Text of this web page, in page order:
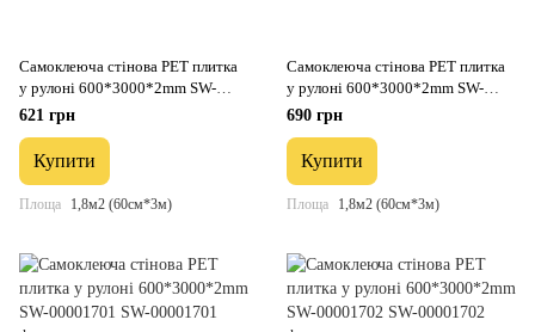
Самоклеюча стінова PET плитка
у рулоні 600*3000*2mm SW-
00001699
621 грн
Купити
Площа 1,8м2 (60см*3м)
Самоклеюча стінова PET плитка
у рулоні 600*3000*2mm SW-
00001700
690 грн
Купити
Площа 1,8м2 (60см*3м)